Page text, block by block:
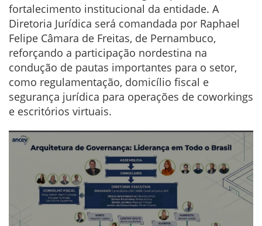
fortalecimento institucional da entidade. A
Diretoria Jurídica será comandada por Raphael
Felipe Câmara de Freitas, de Pernambuco,
reforçando a participação nordestina na
condução de pautas importantes para o setor,
como regulamentação, domicílio fiscal e
segurança jurídica para operações de coworkings
e escritórios virtuais.